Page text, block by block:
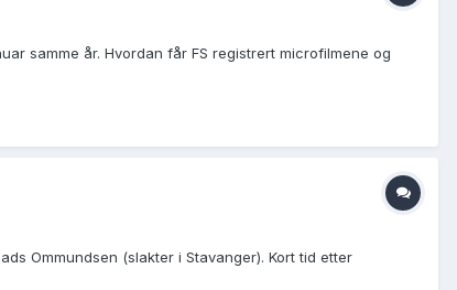
samme år. Hvordan får FS registrert microfilmene og
Ommundsen (slakter i Stavanger). Kort tid etter